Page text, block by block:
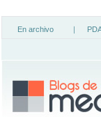
En archivo |